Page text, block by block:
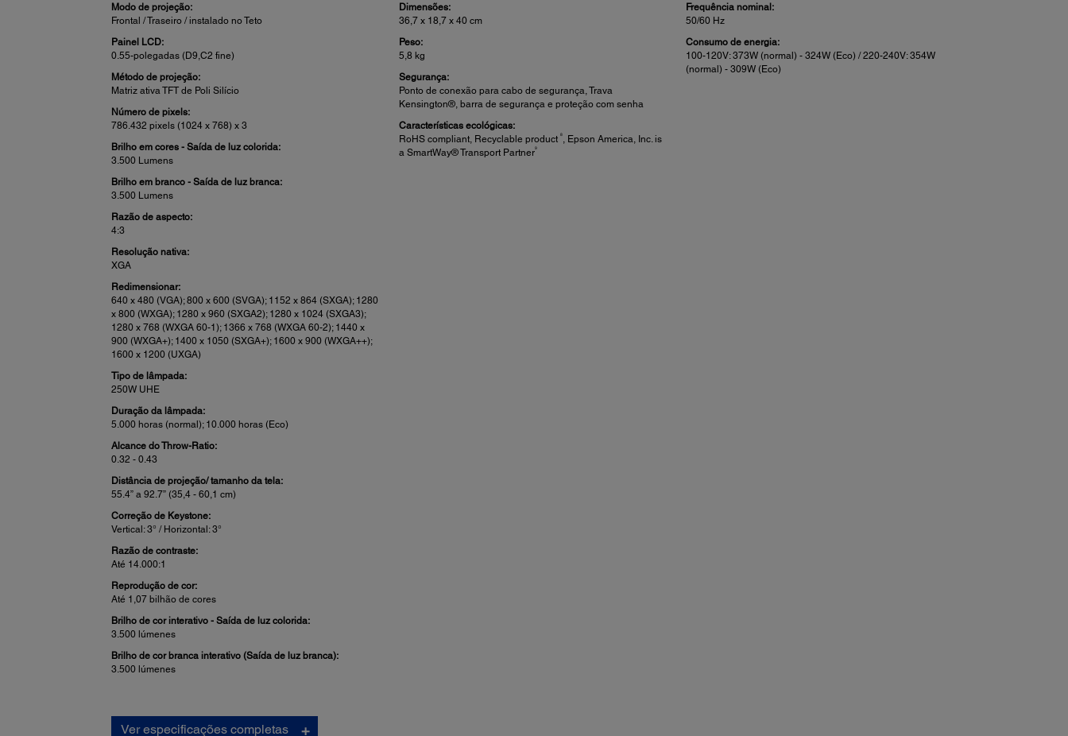
Modo de projeção:
Frontal / Traseiro / instalado no Teto
Painel LCD:
0.55-polegadas (D9,C2 fine)
Método de projeção:
Matriz ativa TFT de Poli Silício
Número de pixels:
786.432 pixels (1024 x 768) x 3
Brilho em cores - Saída de luz colorida:
3.500 Lumens
Brilho em branco - Saída de luz branca:
3.500 Lumens
Razão de aspecto:
4:3
Resolução nativa:
XGA
Redimensionar:
640 x 480 (VGA); 800 x 600 (SVGA); 1152 x 864 (SXGA); 1280
x 800 (WXGA); 1280 x 960 (SXGA2); 1280 x 1024 (SXGA3);
1280 x 768 (WXGA 60-1); 1366 x 768 (WXGA 60-2); 1440 x
900 (WXGA+); 1400 x 1050 (SXGA+); 1600 x 900 (WXGA++);
1600 x 1200 (UXGA)
Tipo de lâmpada:
250W UHE
Duração da lâmpada:
5.000 horas (normal); 10.000 horas (Eco)
Alcance do Throw-Ratio:
0.32 - 0.43
Distância de projeção/ tamanho da tela:
55.4” a 92.7” (35,4 - 60,1 cm)
Correção de Keystone:
Vertical: 3° / Horizontal: 3°
Razão de contraste:
Até 14.000:1
Reprodução de cor:
Até 1,07 bilhão de cores
Brilho de cor interativo - Saída de luz colorida:
3.500 lúmenes
Brilho de cor branca interativo (Saída de luz branca):
3.500 lúmenes
Dimensões:
36,7 x 18,7 x 40 cm
Peso:
5,8 kg
Segurança:
Ponto de conexão para cabo de segurança, Trava
Kensington®, barra de segurança e proteção com senha
Características ecológicas:
RoHS compliant, Recyclable product
8, Epson America, Inc. is
a SmartWay® Transport Partner 9
Frequência nominal:
50/60 Hz
Consumo de energia:
100-120V: 373W (normal) - 324W (Eco) / 220-240V: 354W
(normal) - 309W (Eco)
Ver especificações completas